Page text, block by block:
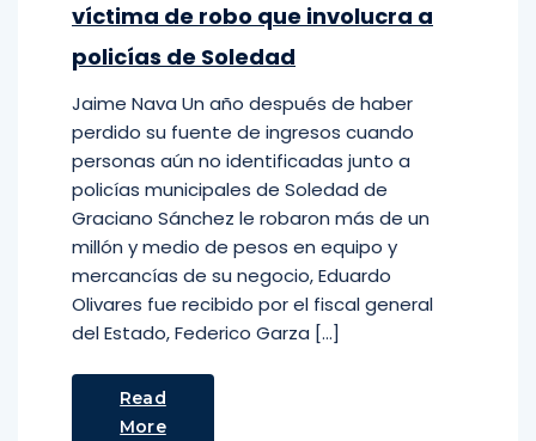
víctima de robo que involucra a
policías de Soledad
Jaime Nava Un año después de haber
perdido su fuente de ingresos cuando
personas aún no identificadas junto a
policías municipales de Soledad de
Graciano Sánchez le robaron más de un
millón y medio de pesos en equipo y
mercancías de su negocio, Eduardo
Olivares fue recibido por el fiscal general
del Estado, Federico Garza […]
Read
More